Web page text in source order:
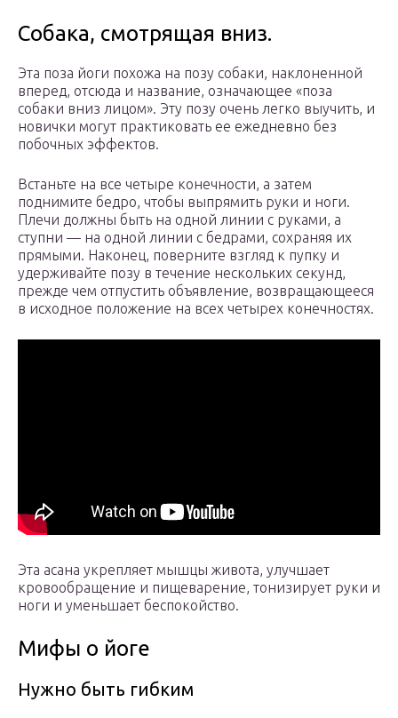
Собака, смотрящая вниз.
Эта поза йоги похожа на позу собаки, наклоненной
вперед, отсюда и название, означающее «поза
собаки вниз лицом». Эту позу очень легко выучить, и
новички могут практиковать ее ежедневно без
побочных эффектов.
Встаньте на все четыре конечности, а затем
поднимите бедро, чтобы выпрямить руки и ноги.
Плечи должны быть на одной линии с руками, а
ступни — на одной линии с бедрами, сохраняя их
прямыми. Наконец, поверните взгляд к пупку и
удерживайте позу в течение нескольких секунд,
прежде чем отпустить объявление, возвращающееся
в исходное положение на всех четырех конечностях.
Эта асана укрепляет мышцы живота, улучшает
кровообращение и пищеварение, тонизирует руки и
ноги и уменьшает беспокойство.
Мифы о йоге
Нужно быть гибким